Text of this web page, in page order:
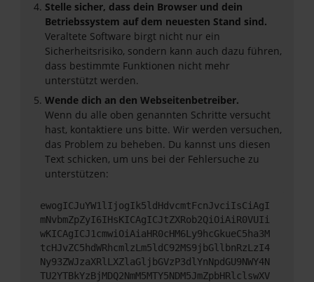
Stelle sicher, dass dein Browser und dein
Betriebssystem auf dem neuesten Stand sind.
Veraltete Software birgt nicht nur ein
Sicherheitsrisiko, sondern kann auch dazu führen,
dass bestimmte Funktionen nicht mehr
unterstützt werden.
Wende dich an den Webseitenbetreiber.
Wenn du alle oben genannten Schritte versucht
hast, kontaktiere uns bitte. Wir werden versuchen,
das Problem zu beheben. Du kannst uns diesen
Text schicken, um uns bei der Fehlersuche zu
unterstützen:
ewogICJuYW1lIjogIk5ldHdvcmtFcnJvciIsCiAgI
mNvbmZpZyI6IHsKICAgICJtZXRob2QiOiAiR0VUIi
wKICAgICJ1cmwiOiAiaHR0cHM6Ly9hcGkueC5ha3M
tcHJvZC5hdWRhcmlzLm5ldC92MS9jbGllbnRzLzI4
Ny93ZWJzaXRlLXZlaGljbGVzP3dlYnNpdGU9NWY4N
TU2YTBkYzBjMDQ2NmM5MTY5NDM5JmZpbHRlclswXV